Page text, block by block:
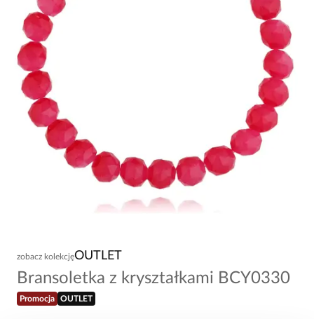
zobacz kolekcjęOUTLET
Bransoletka z kryształkami BCY0330
Promocja OUTLET